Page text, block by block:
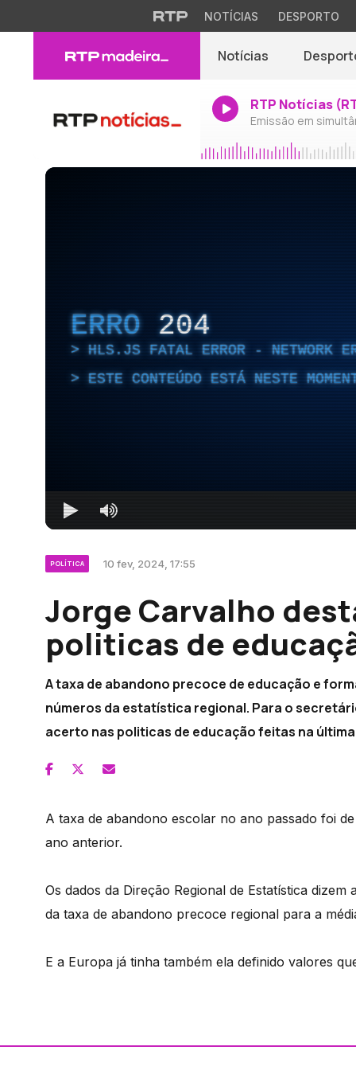
NOTÍCIAS DESPORTO
Notícias
RTP Notícias
Emissão em
ERRO 204
HLS.JS FATAL ERROR - NETWORK
ESTE CONTEÚDO ESTÁ NESTE
POLÍTICA 10 fev, 2024, 17:55
Jorge Carvalho
politicas de
A taxa de abandono precoce de educação e
números da estatística regional. Para o
acerto nas politicas de educação feitas na
A taxa de abandono escolar no ano passado foi
ano anterior.
Os dados da Direção Regional de Estatística
da taxa de abandono precoce regional para a
E a Europa já tinha também ela definido valores